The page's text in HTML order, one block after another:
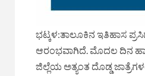
ಭಟ್ಕಳ:ತಾಲೂಕಿನ ಇತಿಹಾಸ
ಆರಂಭವಾಗಿದೆ. ಮೊದಲ ದಿನ
ಜಿಲ್ಲೆಯ ಅತ್ಯಂತ ದೊಡ್ಡ